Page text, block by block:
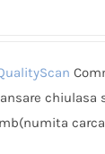
chiulasa